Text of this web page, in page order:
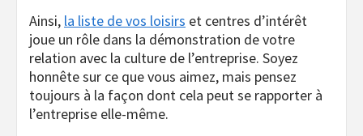
Ainsi, la liste de vos loisirs et centres d’intérêt
joue un rôle dans la démonstration de votre
relation avec la culture de l’entreprise. Soyez
honnête sur ce que vous aimez, mais pensez
toujours à la façon dont cela peut se rapporter à
l’entreprise elle-même.